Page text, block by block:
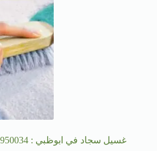
غسيل سجاد في ابوظبي : 0568950034